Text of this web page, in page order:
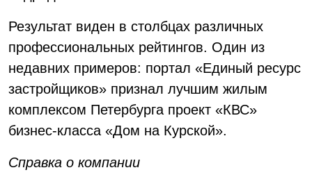
Результат виден в столбцах различных
профессиональных рейтингов. Один из
недавних примеров: портал «Единый ресурс
застройщиков» признал лучшим жилым
комплексом Петербурга проект «КВС»
бизнес-класса «Дом на Курской».
Справка о компании